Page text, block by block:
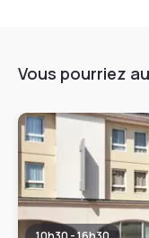
Vous pourriez